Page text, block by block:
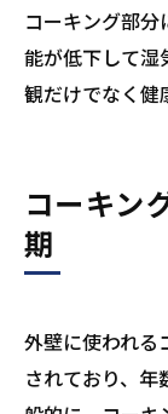
コーキング部
能が低下して湿
観だけでなく健
コーキン
期
外壁に使われる
されており、